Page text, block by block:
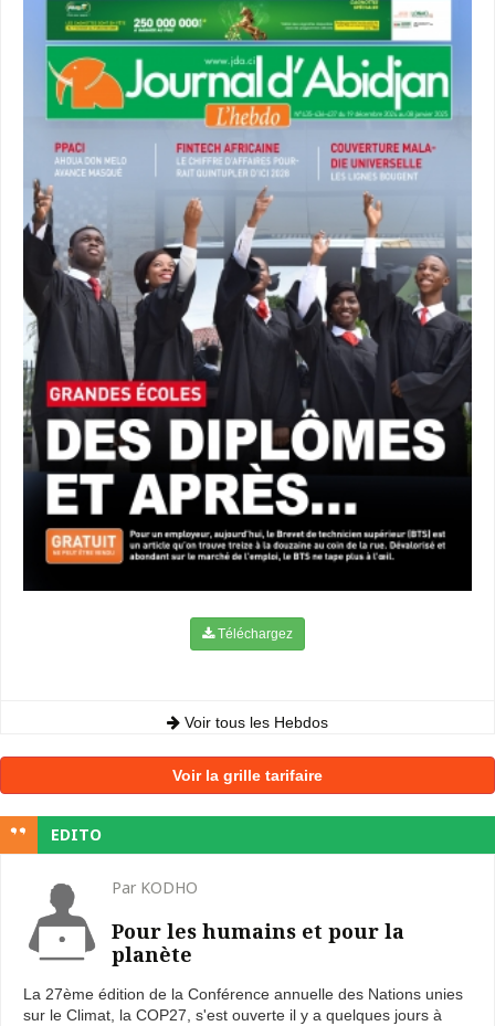
Téléchargez
Voir tous les Hebdos
Voir la grille tarifaire
EDITO
Par KODHO
Pour les humains et pour la
planète
La 27ème édition de la Conférence annuelle des Nations unies
sur le Climat, la COP27, s'est ouverte il y a quelques jours à